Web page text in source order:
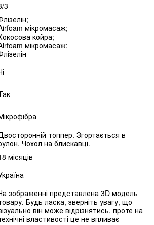
3
мікромасаж;
койра;
мікромасаж;
топпер. Згортається в
Чохол на блискавці.
місяців
зображенні представлена 3D модель
Будь ласка, зверніть увагу, що
він може відрізнятись, проте на
властивості це не впливає